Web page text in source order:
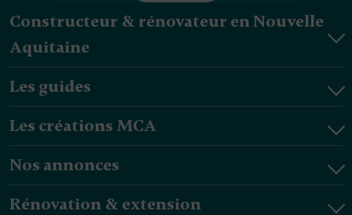
Constructeur & rénovateur en Nouvelle
Aquitaine
Les guides
Les créations MCA
Nos annonces
Rénovation & extension